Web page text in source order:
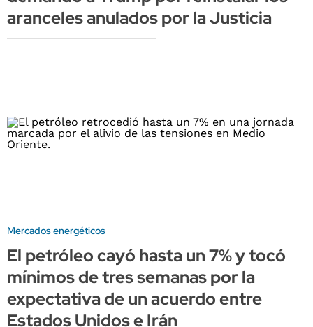
aranceles anulados por la Justicia
Mercados energéticos
El petróleo cayó hasta un 7% y tocó
mínimos de tres semanas por la
expectativa de un acuerdo entre
Estados Unidos e Irán